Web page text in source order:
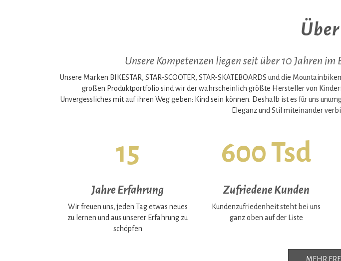
Unsere Kompetenzen liegen seit über 10 Jahren
Unsere Marken BIKESTAR, STAR-SCOOTER, STAR-SKATEBOARDS und die
großen Produktportfolio sind wir der wahrscheinlich größte Hersteller von
Unvergessliches mit auf ihren Weg geben: Kind sein können. Deshalb ist es für uns
Eleganz und Stil miteinander
15
Jahre Erfahrung
Wir freuen uns, jeden Tag etwas neues
zu lernen und aus unserer Erfahrung zu
schöpfen
600 Tsd
Zufriedene Kunden
Kundenzufriedenheit steht bei uns
ganz oben auf der Liste
MEHR